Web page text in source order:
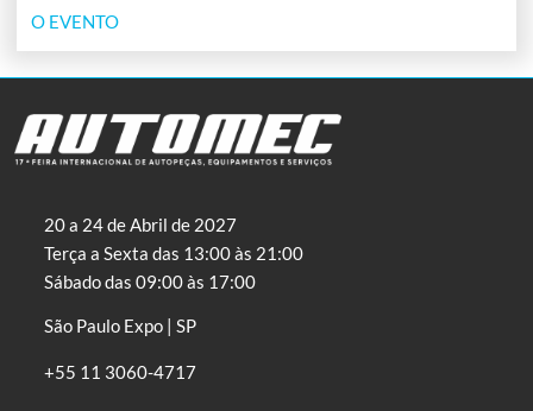
O EVENTO
20 a 24 de Abril de 2027
Terça a Sexta das 13:00 às 21:00
Sábado das 09:00 às 17:00
São Paulo Expo | SP
+55 11 3060-4717